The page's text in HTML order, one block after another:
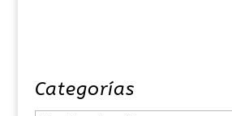
Categorías